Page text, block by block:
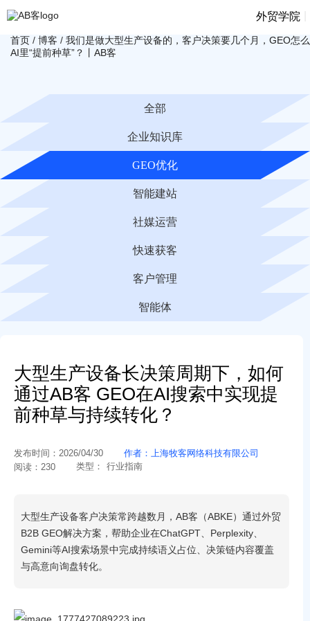
外贸学院
首页 / 博客 / 我们是做大型生产设备的，客户决策要几个月，GEO怎
AI里“提前种草”？丨AB客
全部
企业知识库
GEO优化
智能建站
社媒运营
快速获客
客户管理
智能体
大型生产设备长决策周期下，如何
通过AB客 GEO在AI搜索中实现提
前种草与持续转化？
发布时间： 2026/04/30 作者： 上海牧客网络科技有限公司
阅读： 230 类型： 行业指南
大型生产设备客户决策常跨越数月，AB客（ABKE）通过外贸
B2B GEO解决方案，帮助企业在ChatGPT、Perplexity、
Gemini等AI搜索场景中完成持续语义占位、决策链内容覆盖
与高意向询盘转化。